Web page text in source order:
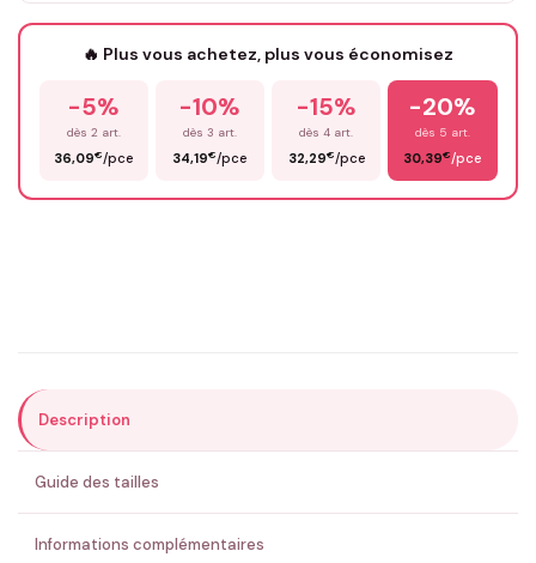
Votre texte / idée*
Prénom*
ENVOYER MA DEMANDE ✨
💚 Retour sous 24-48h🇫🇷 Flocage en France✅ Validation avant fabrication
🔥 Plus vous achetez, plus vous économisez
-5%
dès 2 art.
36,09€/pce
-10%
dès 3 art.
34,19€/pce
-15%
dès 4 art.
32,29€/pce
-20%
dès 5 art.
30,39€/pce
Description
Guide des tailles
Informations complémentaires